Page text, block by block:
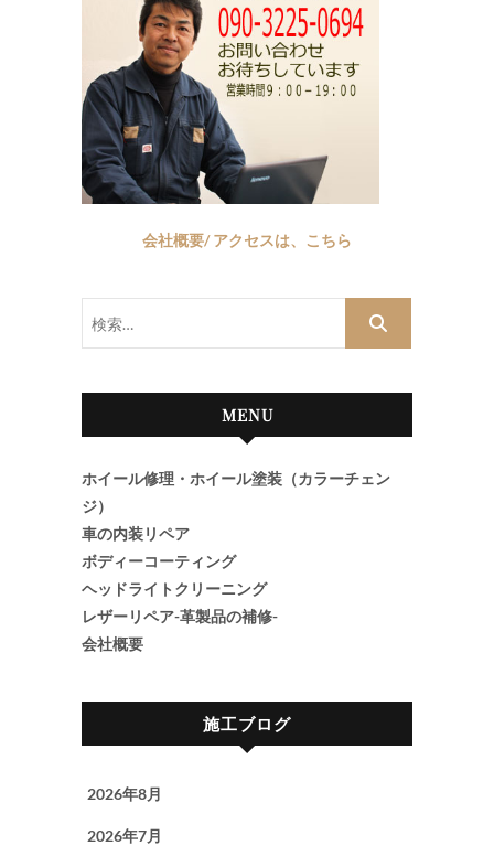
会社概要/ アクセスは、こちら
MENU
ホイール修理・ホイール塗装（カラーチェン
ジ）
車の内装リペア
ボディーコーティング
ヘッドライトクリーニング
レザーリペア-革製品の補修-
会社概要
施工ブログ
2026年8月
2026年7月